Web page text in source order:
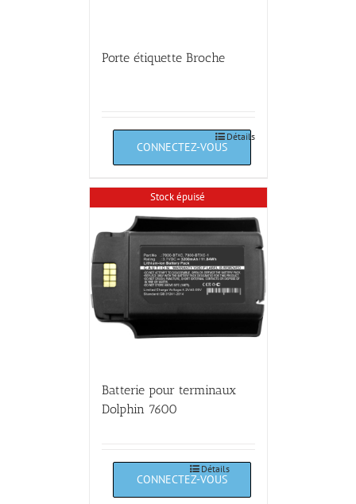
Porte étiquette Broche
Détails
Stock épuisé
Batterie pour terminaux
Dolphin 7600
Détails